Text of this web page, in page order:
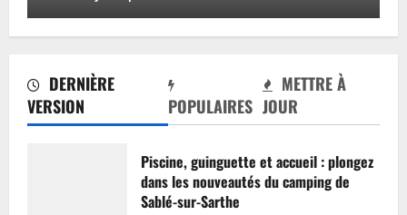
DERNIÈRE
VERSION
POPULAIRES
METTRE À
JOUR
Piscine, guinguette et accueil : plongez
dans les nouveautés du camping de
Sablé-sur-Sarthe